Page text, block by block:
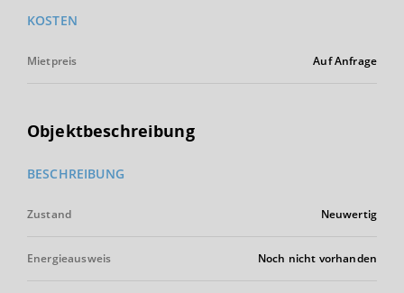
KOSTEN
Mietpreis Auf Anfrage
Objektbeschreibung
BESCHREIBUNG
Zustand Neuwertig
Energieausweis Noch nicht vorhanden